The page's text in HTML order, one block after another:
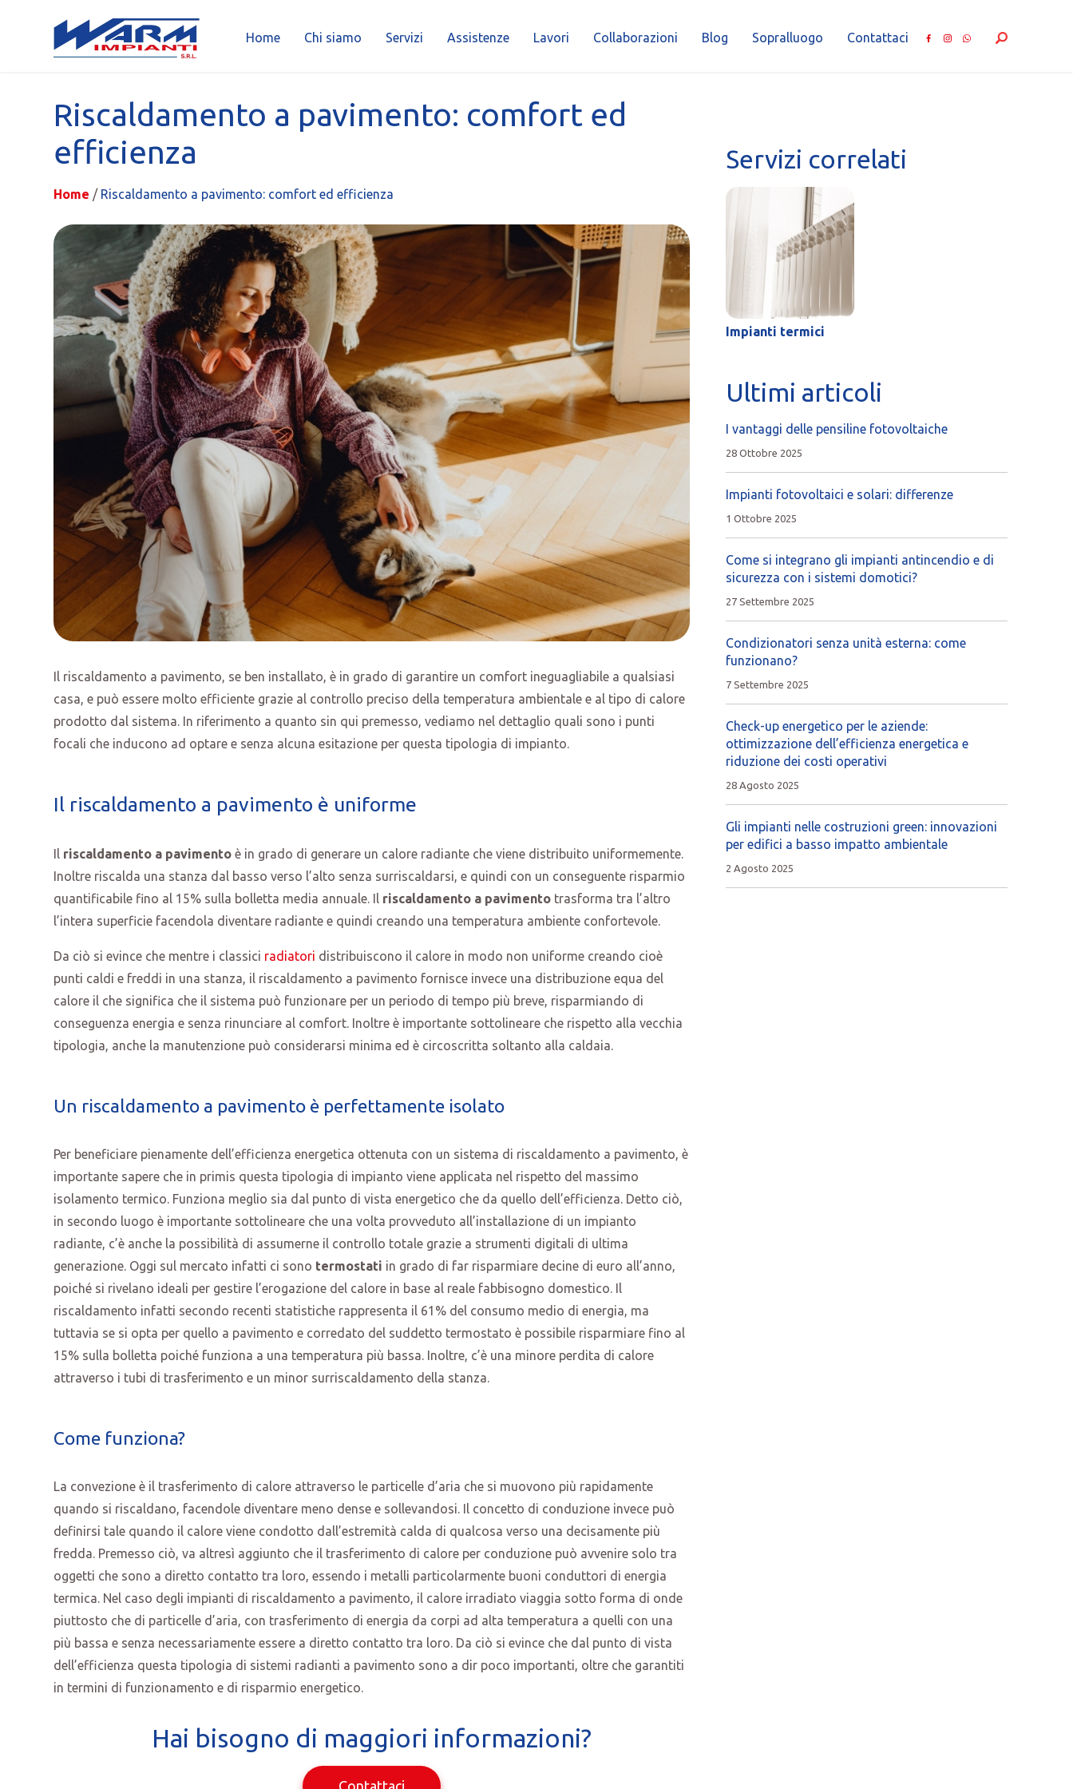
Home Chi siamo Servizi Assistenze Lavori Collaborazioni Blog Sopralluogo Contattaci
Riscaldamento a pavimento: comfort ed
efficienza
Home / Riscaldamento a pavimento: comfort ed efficienza
Il riscaldamento a pavimento, se ben installato, è in grado di garantire un comfort ineguagliabile a qualsiasi
casa, e può essere molto efficiente grazie al controllo preciso della temperatura ambientale e al tipo di calore
prodotto dal sistema. In riferimento a quanto sin qui premesso, vediamo nel dettaglio quali sono i punti
focali che inducono ad optare e senza alcuna esitazione per questa tipologia di impianto.
Il riscaldamento a pavimento è uniforme
Il riscaldamento a pavimento è in grado di generare un calore radiante che viene distribuito uniformemente.
Inoltre riscalda una stanza dal basso verso l’alto senza surriscaldarsi, e quindi con un conseguente risparmio
quantificabile fino al 15% sulla bolletta media annuale. Il riscaldamento a pavimento trasforma tra l’altro
l’intera superficie facendola diventare radiante e quindi creando una temperatura ambiente confortevole.
Da ciò si evince che mentre i classici radiatori distribuiscono il calore in modo non uniforme creando cioè
punti caldi e freddi in una stanza, il riscaldamento a pavimento fornisce invece una distribuzione equa del
calore il che significa che il sistema può funzionare per un periodo di tempo più breve, risparmiando di
conseguenza energia e senza rinunciare al comfort. Inoltre è importante sottolineare che rispetto alla vecchia
tipologia, anche la manutenzione può considerarsi minima ed è circoscritta soltanto alla caldaia.
Un riscaldamento a pavimento è perfettamente isolato
Per beneficiare pienamente dell’efficienza energetica ottenuta con un sistema di riscaldamento a pavimento, è
importante sapere che in primis questa tipologia di impianto viene applicata nel rispetto del massimo
isolamento termico. Funziona meglio sia dal punto di vista energetico che da quello dell’efficienza. Detto ciò,
in secondo luogo è importante sottolineare che una volta provveduto all’installazione di un impianto
radiante, c’è anche la possibilità di assumerne il controllo totale grazie a strumenti digitali di ultima
generazione. Oggi sul mercato infatti ci sono termostati in grado di far risparmiare decine di euro all’anno,
poiché si rivelano ideali per gestire l’erogazione del calore in base al reale fabbisogno domestico. Il
riscaldamento infatti secondo recenti statistiche rappresenta il 61% del consumo medio di energia, ma
tuttavia se si opta per quello a pavimento e corredato del suddetto termostato è possibile risparmiare fino al
15% sulla bolletta poiché funziona a una temperatura più bassa. Inoltre, c’è una minore perdita di calore
attraverso i tubi di trasferimento e un minor surriscaldamento della stanza.
Come funziona?
La convezione è il trasferimento di calore attraverso le particelle d’aria che si muovono più rapidamente
quando si riscaldano, facendole diventare meno dense e sollevandosi. Il concetto di conduzione invece può
definirsi tale quando il calore viene condotto dall’estremità calda di qualcosa verso una decisamente più
fredda. Premesso ciò, va altresì aggiunto che il trasferimento di calore per conduzione può avvenire solo tra
oggetti che sono a diretto contatto tra loro, essendo i metalli particolarmente buoni conduttori di energia
termica. Nel caso degli impianti di riscaldamento a pavimento, il calore irradiato viaggia sotto forma di onde
piuttosto che di particelle d’aria, con trasferimento di energia da corpi ad alta temperatura a quelli con una
più bassa e senza necessariamente essere a diretto contatto tra loro. Da ciò si evince che dal punto di vista
dell’efficienza questa tipologia di sistemi radianti a pavimento sono a dir poco importanti, oltre che garantiti
in termini di funzionamento e di risparmio energetico.
Hai bisogno di maggiori informazioni?
Servizi correlati
Impianti termici
Ultimi articoli
I vantaggi delle pensiline fotovoltaiche
28 Ottobre 2025
Impianti fotovoltaici e solari: differenze
1 Ottobre 2025
Come si integrano gli impianti antincendio e di
sicurezza con i sistemi domotici?
27 Settembre 2025
Condizionatori senza unità esterna: come
funzionano?
7 Settembre 2025
Check-up energetico per le aziende:
ottimizzazione dell’efficienza energetica e
riduzione dei costi operativi
28 Agosto 2025
Gli impianti nelle costruzioni green: innovazioni
per edifici a basso impatto ambientale
2 Agosto 2025